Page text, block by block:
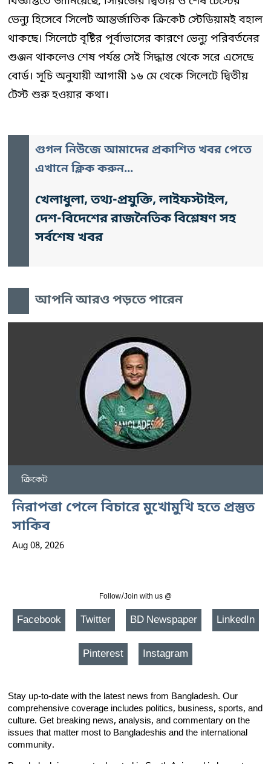
ভেন্যু হিসেবে সিলেট আন্তর্জাতিক ক্রিকেট স্টেডিয়ামই বহাল
থাকছে। সিলেটে বৃষ্টির পূর্বাভাসের কারণে ভেন্যু পরিবর্তনের
গুঞ্জন থাকলেও শেষ পর্যন্ত সেই সিদ্ধান্ত থেকে সরে এসেছে
বোর্ড। সূচি অনুযায়ী আগামী ১৬ মে থেকে সিলেটে দ্বিতীয়
টেস্ট শুরু হওয়ার কথা।
গুগল নিউজে আমাদের প্রকাশিত খবর পেতে
এখানে ক্লিক করুন...
খেলাধুলা, তথ্য-প্রযুক্তি, লাইফস্টাইল,
দেশ-বিদেশের রাজনৈতিক বিশ্লেষণ সহ
সর্বশেষ খবর
আপনি আরও পড়তে পারেন
ক্রিকেট
নিরাপত্তা পেলে বিচারে মুখোমুখি হতে প্রস্তুত
সাকিব
Aug 08, 2026
Follow/Join with us @
Facebook Twitter BD Newspaper LinkedIn
Pinterest Instagram
Stay up-to-date with the latest news from Bangladesh. Our
comprehensive coverage includes politics, business, sports, and
culture. Get breaking news, analysis, and commentary on the
issues that matter most to Bangladeshis and the international
community.